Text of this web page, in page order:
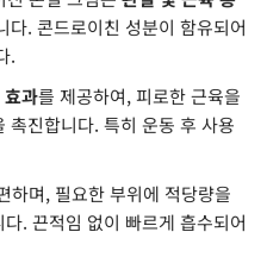
다. 콘드로이친 성분이 함유되어
.
효과를 제공하여, 피로한 근육을
촉진합니다. 특히 운동 후 사용
하며, 필요한 부위에 적당량을
. 끈적임 없이 빠르게 흡수되어